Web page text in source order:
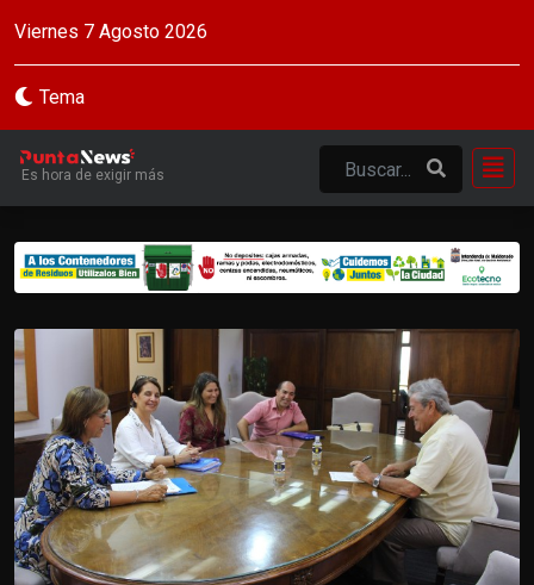
Viernes 7 Agosto 2026
Tema
Es hora de exigir más